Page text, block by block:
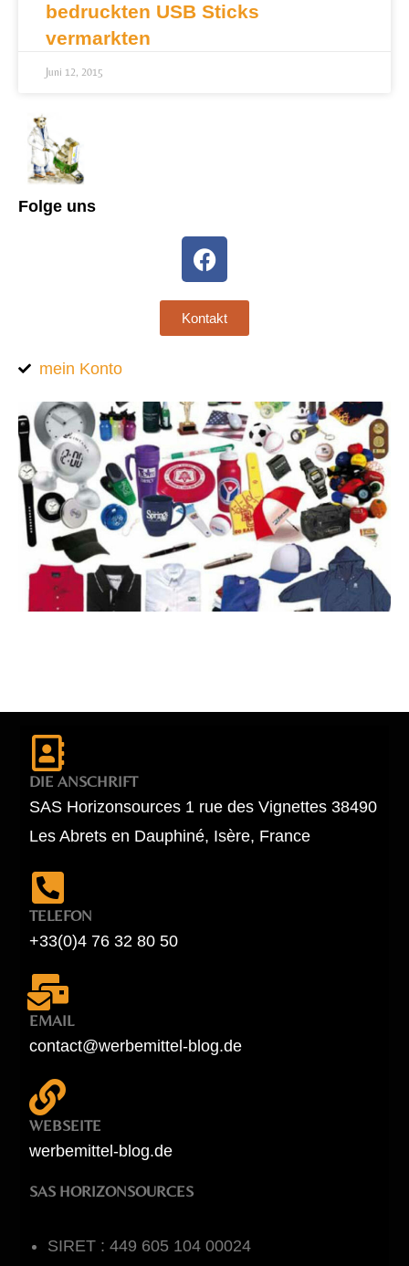
bedruckten USB Sticks
vermarkten
Juni 12, 2015
Folge uns
Kontakt
mein Konto
DIE ANSCHRIFT
SAS Horizonsources 1 rue des Vignettes 38490
Les Abrets en Dauphiné, Isère, France
TELEFON
+33(0)4 76 32 80 50
EMAIL
contact@werbemittel-blog.de
WEBSEITE
werbemittel-blog.de
SAS HORIZONSOURCES
SIRET : 449 605 104 00024